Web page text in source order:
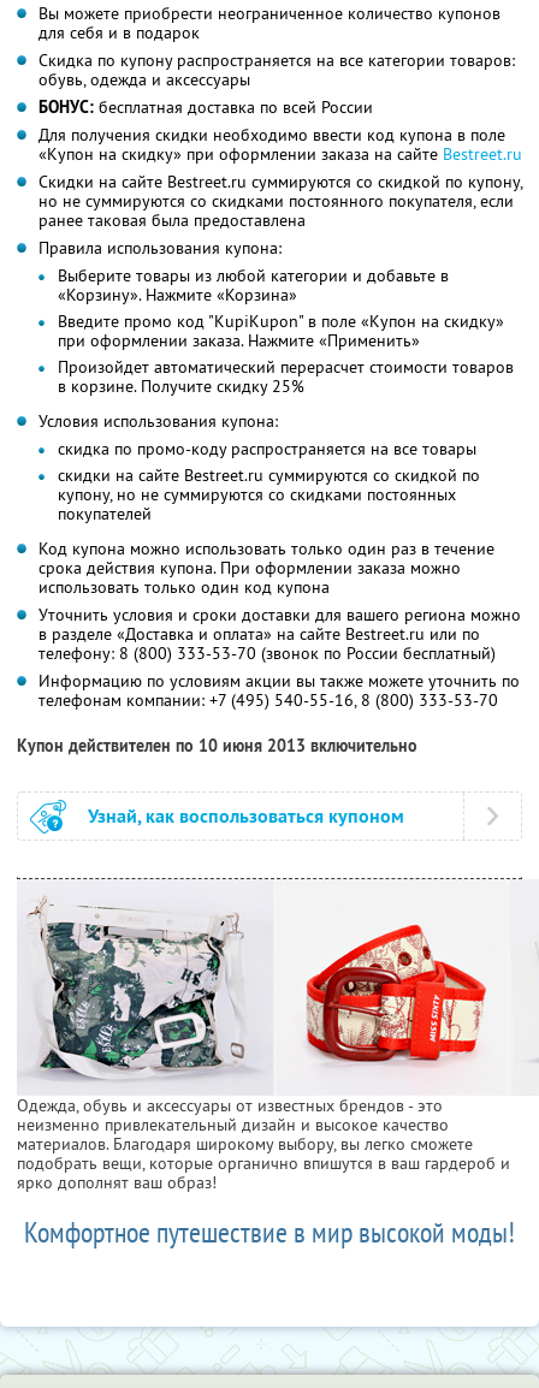
Вы можете приобрести неограниченное количество купонов
для себя и в подарок
Скидка по купону распространяется на все категории товаров:
обувь, одежда и аксессуары
БОНУС: бесплатная доставка по всей России
Для получения скидки необходимо ввести код купона в поле
«Купон на скидку» при оформлении заказа на сайте Bestreet.ru
Скидки на сайте Bestreet.ru суммируются со скидкой по купону,
но не суммируются со скидками постоянного покупателя, если
ранее таковая была предоставлена
Правила использования купона:
Выберите товары из любой категории и добавьте в
«Корзину». Нажмите «Корзина»
Введите промо код "KupiKupon" в поле «Купон на скидку»
при оформлении заказа. Нажмите «Применить»
Произойдет автоматический перерасчет стоимости товаров
в корзине. Получите скидку 25%
Условия использования купона:
скидка по промо-коду распространяется на все товары
скидки на сайте Bestreet.ru суммируются со скидкой по
купону, но не суммируются со скидками постоянных
покупателей
Код купона можно использовать только один раз в течение
срока действия купона. При оформлении заказа можно
использовать только один код купона
Уточнить условия и сроки доставки для вашего региона можно
в разделе «Доставка и оплата» на сайте Bestreet.ru или по
телефону: 8 (800) 333-53-70 (звонок по России бесплатный)
Информацию по условиям акции вы также можете уточнить по
телефонам компании: +7 (495) 540-55-16, 8 (800) 333-53-70
Купон действителен по 10 июня 2013 включительно
Узнай, как воспользоваться купоном
Одежда, обувь и аксессуары от известных брендов - это
неизменно привлекательный дизайн и высокое качество
материалов. Благодаря широкому выбору, вы легко сможете
подобрать вещи, которые органично впишутся в ваш гардероб и
ярко дополнят ваш образ!
Комфортное путешествие в мир высокой моды!